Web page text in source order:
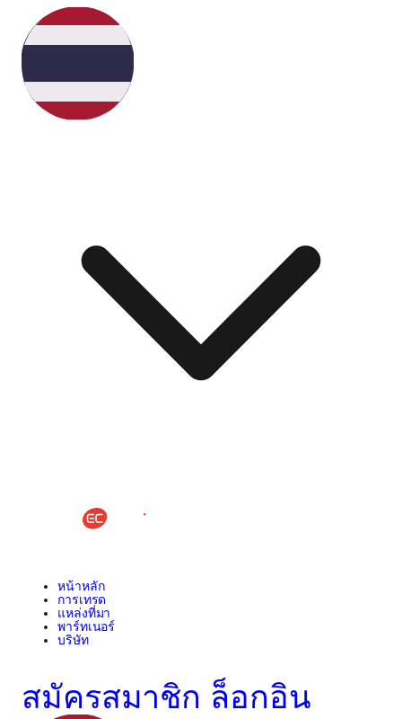
หน้าหลัก
การเทรด
แหล่งที่มา
พาร์ทเนอร์
บริษัท
สมัครสมาชิก ล็อกอิน